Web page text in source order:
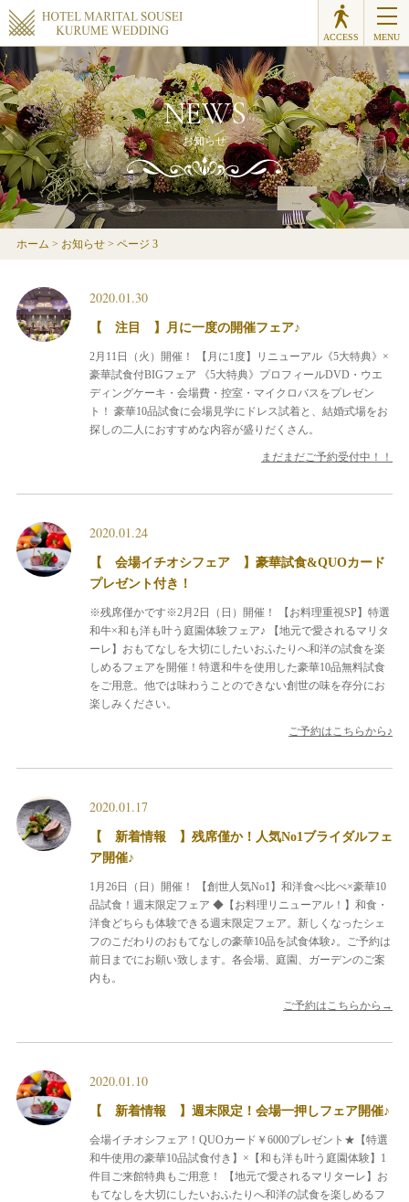
ACCESS MENU
NEWS
お知らせ
ホーム > お知らせ> ページ 3
2020.01.30
【 注目 】月に一度の開催フェア♪
2月11日（火）開催！
【月に1度】リニューアル《5大特典》×
豪華試食付BIGフェア 《5大特典》プロフィールDVD・ウエ
ディングケーキ・会場費・控室・マイクロバスをプレゼン
ト！ 豪華10品試食に会場見学にドレス試着と、結婚式場をお
探しの二人におすすめな内容が盛りだくさん。
まだまだご予約受付中！！
2020.01.24
【 会場イチオシフェア 】豪華試食&QUOカード
プレゼント付き！
※残席僅かです※2月2日（日）開催！
【お料理重視SP】特選
和牛×和も洋も叶う庭園体験フェア♪ 【地元で愛されるマリタ
ーレ】おもてなしを大切にしたいおふたりへ和洋の試食を楽
しめるフェアを開催！特選和牛を使用した豪華10品無料試食
をご用意。他では味わうことのできない創世の味を存分にお
楽しみください。
ご予約はこちらから♪
2020.01.17
【 新着情報 】残席僅か！人気No1ブライダルフェ
ア開催♪
1月26日（日）開催！
【創世人気No1】和洋食べ比べ×豪華10
品試食！週末限定フェア ◆【お料理リニューアル！】和食・
洋食どちらも体験できる週末限定フェア。新しくなったシェ
フのこだわりのおもてなしの豪華10品を試食体験♪。ご予約は
前日までにお願い致します。各会場、庭園、ガーデンのご案
内も。
ご予約はこちらから→
2020.01.10
【 新着情報 】週末限定！会場一押しフェア開催♪
会場イチオシフェア！QUOカード￥6000プレゼント★【特選
和牛使用の豪華10品試食付き】×【和も洋も叶う庭園体験】1
件目ご来館特典もご用意！
【地元で愛されるマリターレ】お
もてなしを大切にしたいおふたりへ和洋の試食を楽しめるフ